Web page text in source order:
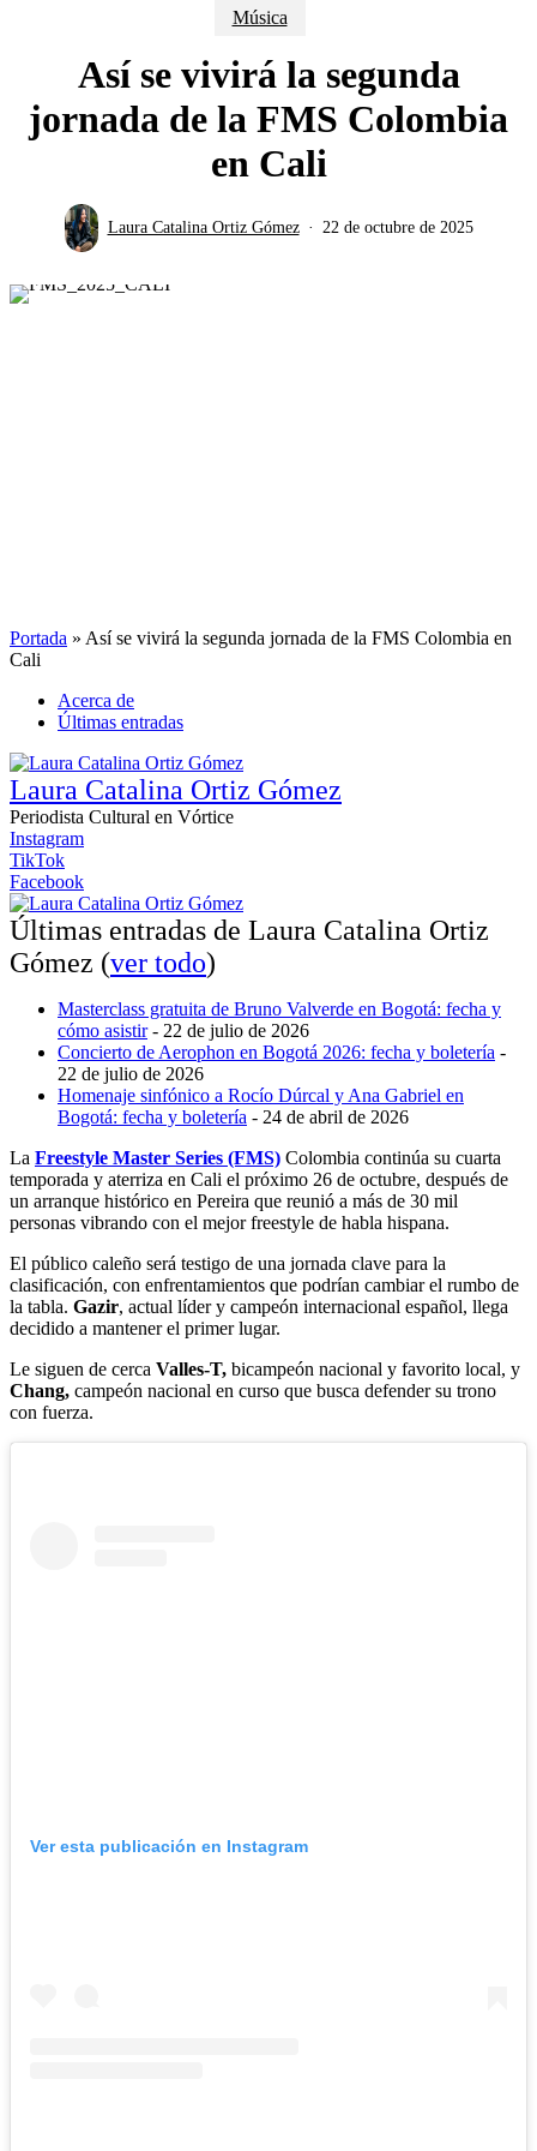
Música
Así se vivirá la segunda
jornada de la FMS Colombia
en Cali
Laura Catalina Ortiz Gómez 22 de octubre de 2025
Portada » Así se vivirá la segunda jornada de la FMS Colombia en
Cali
Acerca de
Últimas entradas
Laura Catalina Ortiz Gómez
Periodista Cultural en Vórtice
Instagram
TikTok
Facebook
Últimas entradas de Laura Catalina Ortiz
Gómez (ver todo)
Masterclass gratuita de Bruno Valverde en Bogotá: fecha y
cómo asistir- 22 de julio de 2026
Concierto de Aerophon en Bogotá 2026: fecha y boletería -
22 de julio de 2026
Homenaje sinfónico a Rocío Dúrcal y Ana Gabriel en
Bogotá: fecha y boletería - 24 de abril de 2026
La Freestyle Master Series (FMS) Colombia continúa su cuarta
temporada y aterriza en Cali el próximo 26 de octubre, después de
un arranque histórico en Pereira que reunió a más de 30 mil
personas vibrando con el mejor freestyle de habla hispana.
El público caleño será testigo de una jornada clave para la
clasificación, con enfrentamientos que podrían cambiar el rumbo de
la tabla. Gazir, actual líder y campeón internacional español, llega
decidido a mantener el primer lugar.
Le siguen de cerca Valles-T, bicampeón nacional y favorito local, y
Chang, campeón nacional en curso que busca defender su trono
con fuerza.
Ver esta publicación en Instagram